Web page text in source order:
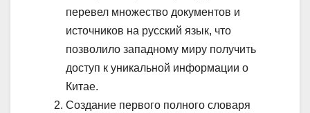
перевел множество документов и
источников на русский язык, что
позволило западному миру получить
доступ к уникальной информации о
Китае.
Создание первого полного словаря